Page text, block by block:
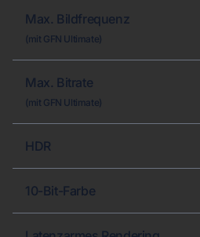
Max. Bildfrequenz
(mit GFN Ultimate)
Max. Bitrate
(mit GFN Ultimate)
HDR
10-Bit-Farbe